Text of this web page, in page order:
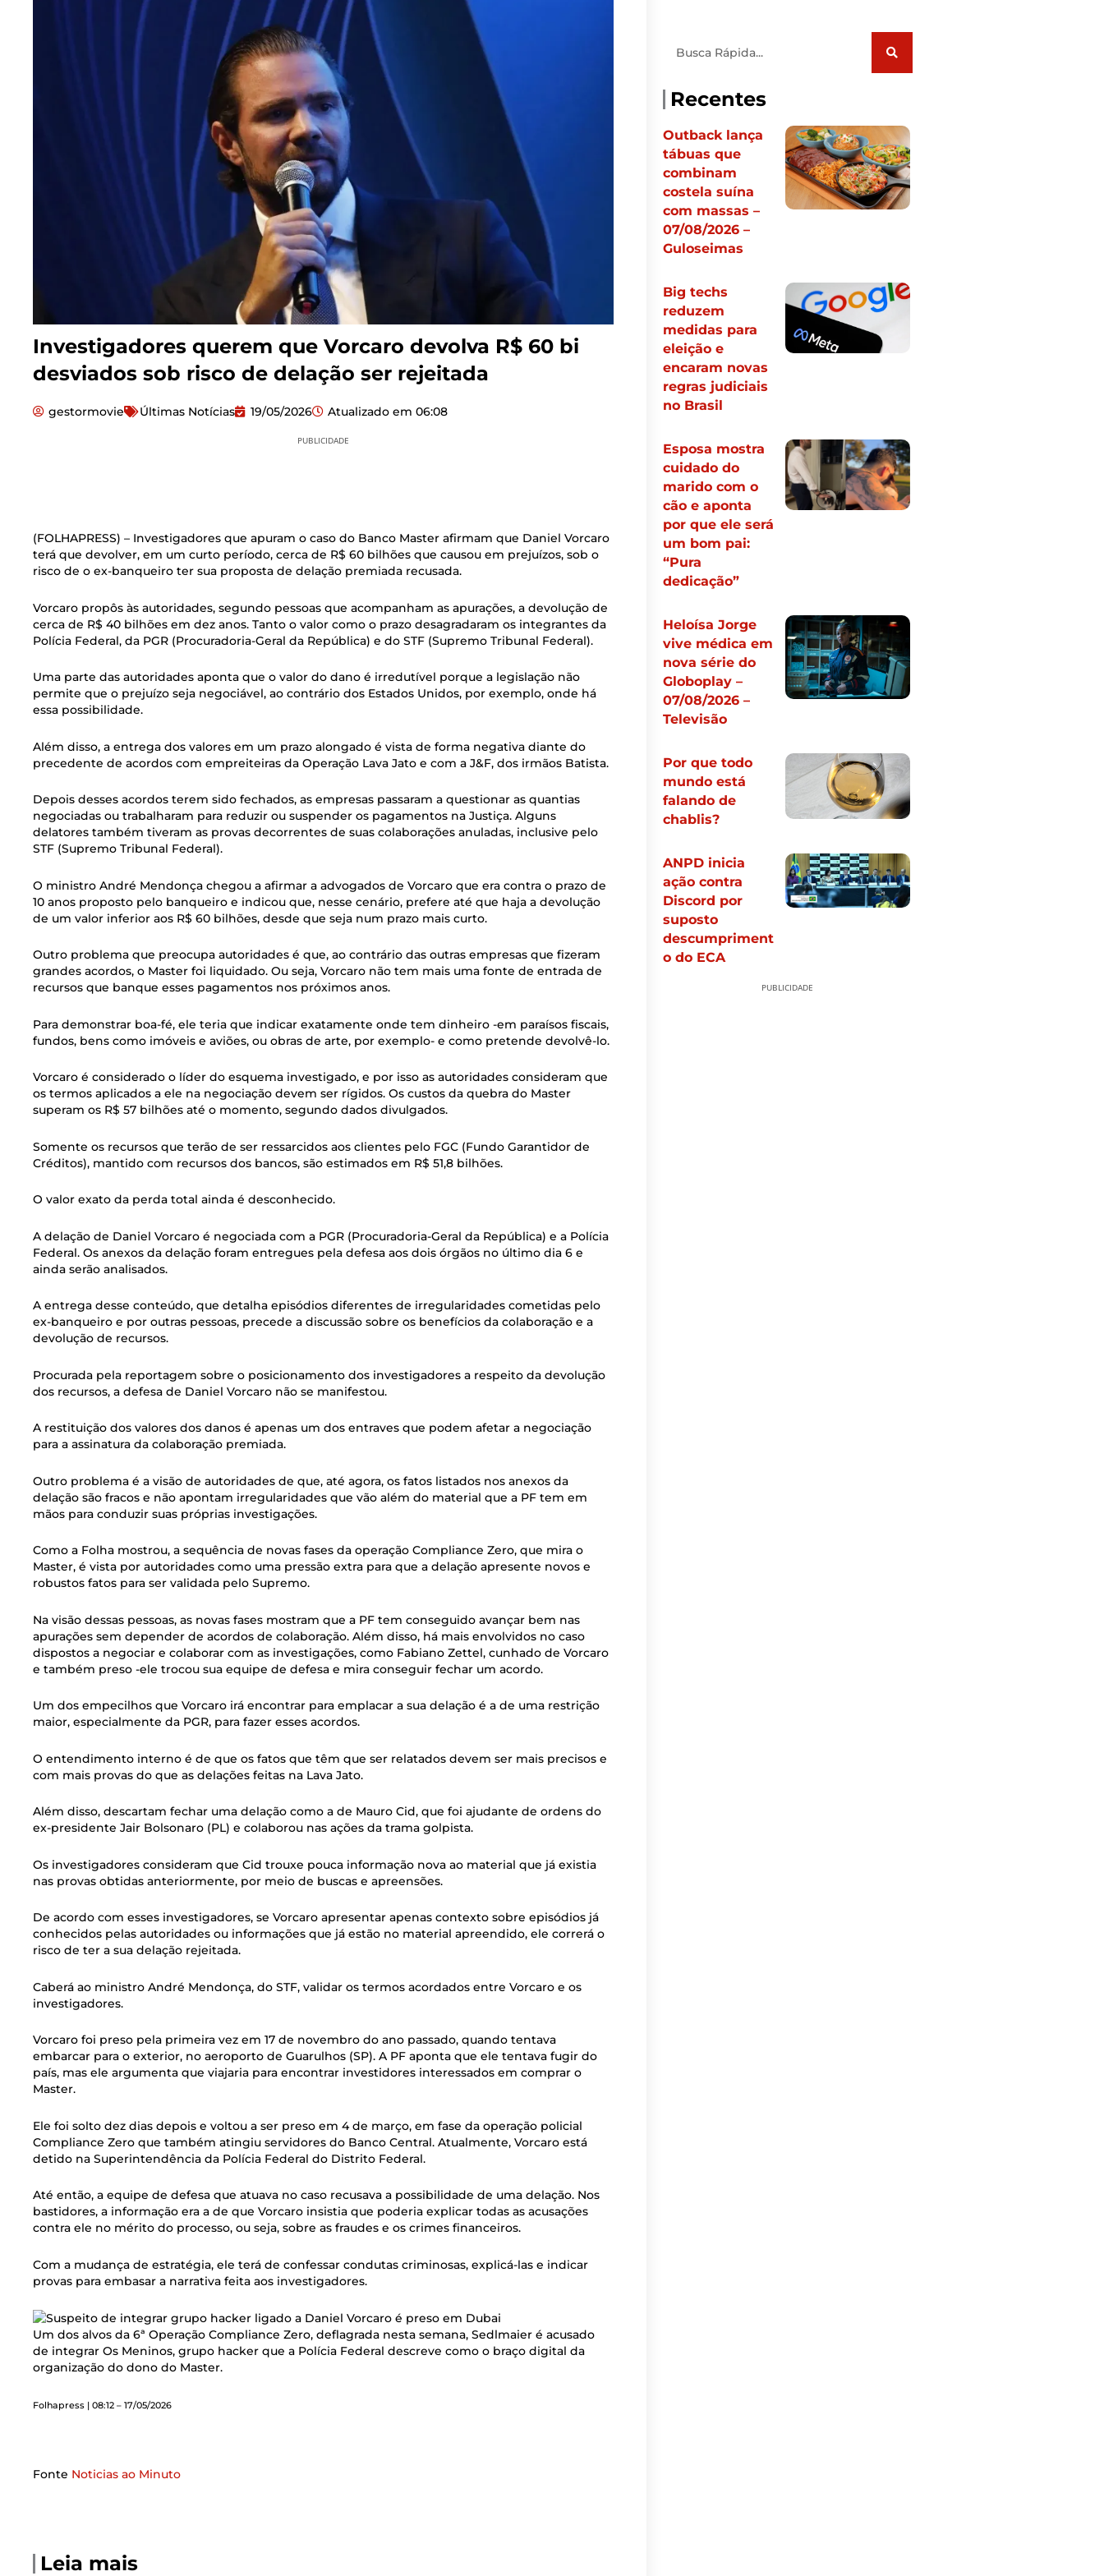
Investigadores querem que Vorcaro devolva R$ 60 bi
desviados sob risco de delação ser rejeitada
gestormovie Últimas Notícias 19/05/2026 Atualizado em 06:08
PUBLICIDADE
(FOLHAPRESS) – Investigadores que apuram o caso do Banco Master afirmam que Daniel Vorcaro
terá que devolver, em um curto período, cerca de R$ 60 bilhões que causou em prejuízos, sob o
risco de o ex-banqueiro ter sua proposta de delação premiada recusada.
Vorcaro propôs às autoridades, segundo pessoas que acompanham as apurações, a devolução de
cerca de R$ 40 bilhões em dez anos. Tanto o valor como o prazo desagradaram os integrantes da
Polícia Federal, da PGR (Procuradoria-Geral da República) e do STF (Supremo Tribunal Federal).
Uma parte das autoridades aponta que o valor do dano é irredutível porque a legislação não
permite que o prejuízo seja negociável, ao contrário dos Estados Unidos, por exemplo, onde há
essa possibilidade.
Além disso, a entrega dos valores em um prazo alongado é vista de forma negativa diante do
precedente de acordos com empreiteiras da Operação Lava Jato e com a J&F, dos irmãos Batista.
Depois desses acordos terem sido fechados, as empresas passaram a questionar as quantias
negociadas ou trabalharam para reduzir ou suspender os pagamentos na Justiça. Alguns
delatores também tiveram as provas decorrentes de suas colaborações anuladas, inclusive pelo
STF (Supremo Tribunal Federal).
O ministro André Mendonça chegou a afirmar a advogados de Vorcaro que era contra o prazo de
10 anos proposto pelo banqueiro e indicou que, nesse cenário, prefere até que haja a devolução
de um valor inferior aos R$ 60 bilhões, desde que seja num prazo mais curto.
Outro problema que preocupa autoridades é que, ao contrário das outras empresas que fizeram
grandes acordos, o Master foi liquidado. Ou seja, Vorcaro não tem mais uma fonte de entrada de
recursos que banque esses pagamentos nos próximos anos.
Para demonstrar boa-fé, ele teria que indicar exatamente onde tem dinheiro -em paraísos fiscais,
fundos, bens como imóveis e aviões, ou obras de arte, por exemplo- e como pretende devolvê-lo.
Vorcaro é considerado o líder do esquema investigado, e por isso as autoridades consideram que
os termos aplicados a ele na negociação devem ser rígidos. Os custos da quebra do Master
superam os R$ 57 bilhões até o momento, segundo dados divulgados.
Somente os recursos que terão de ser ressarcidos aos clientes pelo FGC (Fundo Garantidor de
Créditos), mantido com recursos dos bancos, são estimados em R$ 51,8 bilhões.
O valor exato da perda total ainda é desconhecido.
A delação de Daniel Vorcaro é negociada com a PGR (Procuradoria-Geral da República) e a Polícia
Federal. Os anexos da delação foram entregues pela defesa aos dois órgãos no último dia 6 e
ainda serão analisados.
A entrega desse conteúdo, que detalha episódios diferentes de irregularidades cometidas pelo
ex-banqueiro e por outras pessoas, precede a discussão sobre os benefícios da colaboração e a
devolução de recursos.
Procurada pela reportagem sobre o posicionamento dos investigadores a respeito da devolução
dos recursos, a defesa de Daniel Vorcaro não se manifestou.
A restituição dos valores dos danos é apenas um dos entraves que podem afetar a negociação
para a assinatura da colaboração premiada.
Outro problema é a visão de autoridades de que, até agora, os fatos listados nos anexos da
delação são fracos e não apontam irregularidades que vão além do material que a PF tem em
mãos para conduzir suas próprias investigações.
Como a Folha mostrou, a sequência de novas fases da operação Compliance Zero, que mira o
Master, é vista por autoridades como uma pressão extra para que a delação apresente novos e
robustos fatos para ser validada pelo Supremo.
Na visão dessas pessoas, as novas fases mostram que a PF tem conseguido avançar bem nas
apurações sem depender de acordos de colaboração. Além disso, há mais envolvidos no caso
dispostos a negociar e colaborar com as investigações, como Fabiano Zettel, cunhado de Vorcaro
e também preso -ele trocou sua equipe de defesa e mira conseguir fechar um acordo.
Um dos empecilhos que Vorcaro irá encontrar para emplacar a sua delação é a de uma restrição
maior, especialmente da PGR, para fazer esses acordos.
O entendimento interno é de que os fatos que têm que ser relatados devem ser mais precisos e
com mais provas do que as delações feitas na Lava Jato.
Além disso, descartam fechar uma delação como a de Mauro Cid, que foi ajudante de ordens do
ex-presidente Jair Bolsonaro (PL) e colaborou nas ações da trama golpista.
Os investigadores consideram que Cid trouxe pouca informação nova ao material que já existia
nas provas obtidas anteriormente, por meio de buscas e apreensões.
De acordo com esses investigadores, se Vorcaro apresentar apenas contexto sobre episódios já
conhecidos pelas autoridades ou informações que já estão no material apreendido, ele correrá o
risco de ter a sua delação rejeitada.
Caberá ao ministro André Mendonça, do STF, validar os termos acordados entre Vorcaro e os
investigadores.
Vorcaro foi preso pela primeira vez em 17 de novembro do ano passado, quando tentava
embarcar para o exterior, no aeroporto de Guarulhos (SP). A PF aponta que ele tentava fugir do
país, mas ele argumenta que viajaria para encontrar investidores interessados em comprar o
Master.
Ele foi solto dez dias depois e voltou a ser preso em 4 de março, em fase da operação policial
Compliance Zero que também atingiu servidores do Banco Central. Atualmente, Vorcaro está
detido na Superintendência da Polícia Federal do Distrito Federal.
Até então, a equipe de defesa que atuava no caso recusava a possibilidade de uma delação. Nos
bastidores, a informação era a de que Vorcaro insistia que poderia explicar todas as acusações
contra ele no mérito do processo, ou seja, sobre as fraudes e os crimes financeiros.
Com a mudança de estratégia, ele terá de confessar condutas criminosas, explicá-las e indicar
provas para embasar a narrativa feita aos investigadores.
Um dos alvos da 6ª Operação Compliance Zero, deflagrada nesta semana, Sedlmaier é acusado
de integrar Os Meninos, grupo hacker que a Polícia Federal descreve como o braço digital da
organização do dono do Master.
Folhapress | 08:12 – 17/05/2026
Fonte Noticias ao Minuto
Leia mais
Recentes
Outback lança
tábuas que
combinam
costela suína
com massas –
07/08/2026 –
Guloseimas
Big techs
reduzem
medidas para
eleição e
encaram novas
regras judiciais
no Brasil
Esposa mostra
cuidado do
marido com o
cão e aponta
por que ele será
um bom pai:
“Pura
dedicação”
Heloísa Jorge
vive médica em
nova série do
Globoplay –
07/08/2026 –
Televisão
Por que todo
mundo está
falando de
chablis?
ANPD inicia
ação contra
Discord por
suposto
descumpriment
o do ECA
PUBLICIDADE